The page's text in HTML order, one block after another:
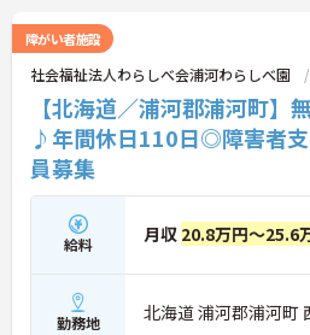
障がい者施設
社会福祉法人わらしべ会浦河わらしべ園
【北海道／浦河郡浦河町】
♪年間休日110日◎障害者
員募集
給料 月収 20.8万円～25.6
勤務地 北海道 浦河郡浦河町